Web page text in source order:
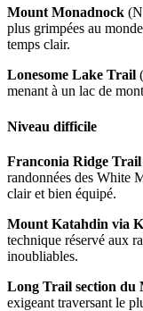
Mount Monadnock
plus grimpées au
temps clair.
Lonesome Lake Trail
menant à un lac de
Niveau difficile
Franconia Ridge Trail
randonnées des White
clair et bien équipé.
Mount Katahdin via
technique réservé aux
inoubliables.
Long Trail section du
exigeant traversant le